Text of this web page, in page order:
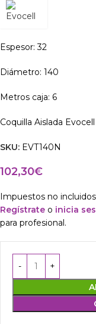
Espesor: 32
Diámetro: 140
Metros caja: 6
Coquilla Aislada
SKU: EVT140N
102,30€
Impuestos no
Regístrate o inicia
para profesional.